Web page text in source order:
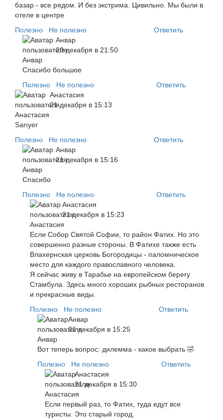
базар - все рядом. И без экстрима. Цивильно. Мы были в
отеле в центре
Полезно
Не полезно
Ответить
Анвар
20 декабря в 21:50
Спасибо большое
Полезно
Не полезно
Ответить
Анастасия
21 декабря в 15:13
Sarıyer
Полезно
Не полезно
Ответить
Анвар
21 декабря в 15:16
Спасибо
Полезно
Не полезно
Ответить
Анастасия
21 декабря в 15:23
Если Собор Святой Софии, то район Фатих. Но это
совершенно разные стороны. В Фатихе также есть
Влахернская церковь Богородицы - паломническое
место для каждого православного человека.
Я сейчас живу в Тарабье на европейском берегу
Стамбула. Здесь много хороших рыбных ресторанов
и прекрасные виды.
Полезно
Не полезно
Ответить
Анвар
21 декабря в 15:25
Вот теперь вопрос: дилемма - какое выбрать 🤣
Полезно
Не полезно
Ответить
Анастасия
21 декабря в 15:30
Если первый раз, то Фатих, туда едут все
туристы. Это старый город.